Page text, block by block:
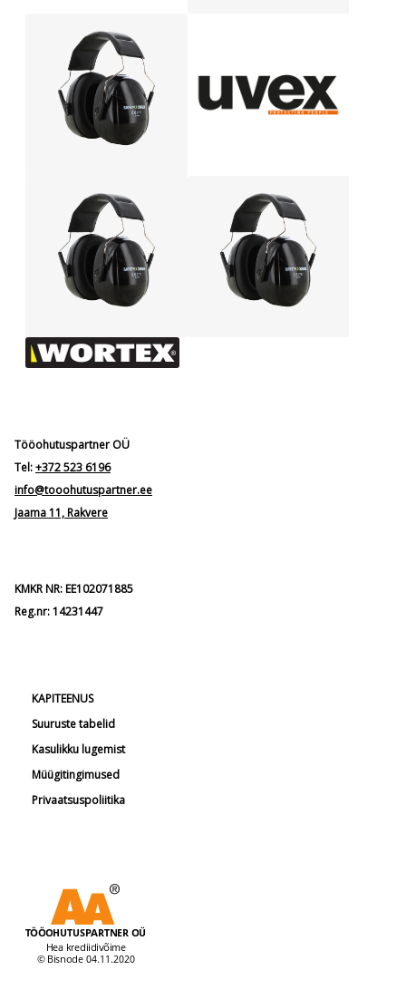
Tööohutuspartner OÜ
Tel:+372 523 6196
info@tooohutuspartner.ee
Jaama 11, Rakvere
KMKR NR: EE102071885
Reg.nr: 14231447
KAPITEENUS
Suuruste tabelid
Kasulikku lugemist
Müügitingimused
Privaatsuspoliitika